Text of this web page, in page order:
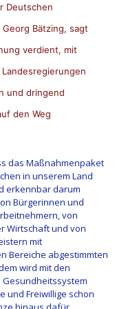
Deutschen
Bätzing, sagt
verdient, mit
und dringend
den Weg
das Maßnahmenpaket
in unserem Land
erkennbar darum
Bürgerinnen und
von
Wirtschaft und von
mit
Bereiche abgestimmten
wird mit den
und Freiwillige schon